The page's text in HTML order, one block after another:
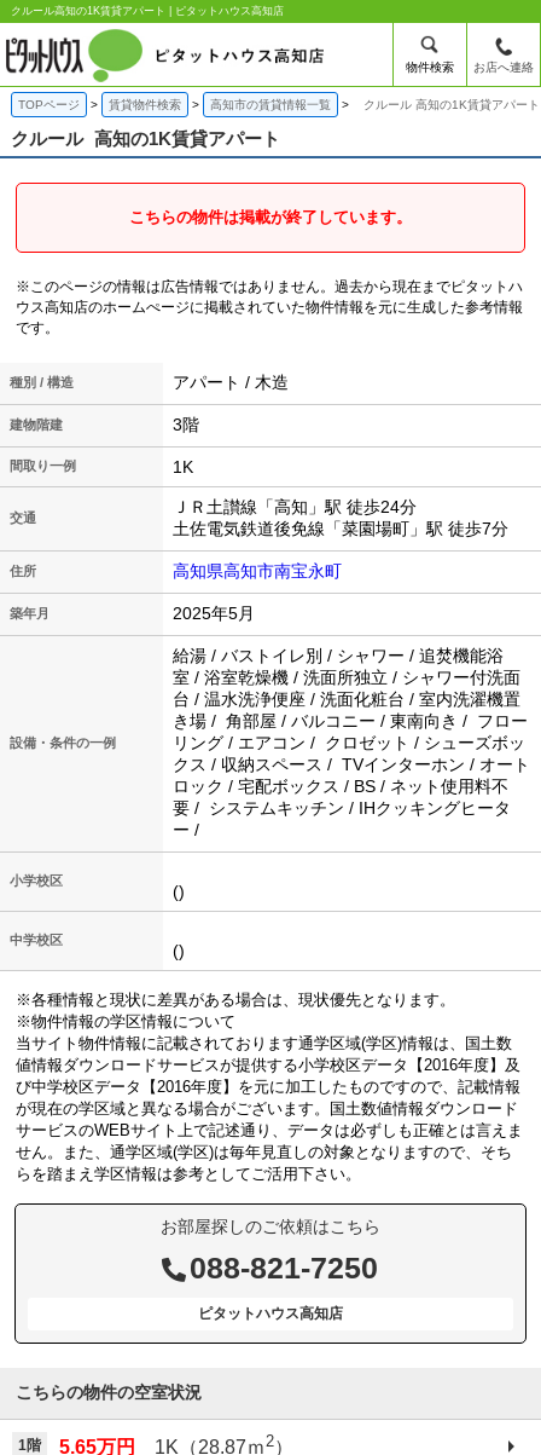
クルール高知の1K賃貸アパート | ピタットハウス高知店
物件検索 お店へ連絡
TOPページ 賃貸物件検索 高知市の賃貸情報一覧 クルール 高知の1K賃貸アパート
クルール 高知の1K賃貸アパート
こちらの物件は掲載が終了しています。
※このページの情報は広告情報ではありません。過去から現在までピタットハ
ウス高知店のホームぺージに掲載されていた物件情報を元に生成した参考情報
です。
種別 / 構造 アパート / 木造
建物階建 3階
間取り一例 1K
交通
ＪＲ土讃線「高知」駅 徒歩24分
土佐電気鉄道後免線「菜園場町」駅 徒歩7分
住所 高知県高知市南宝永町
築年月 2025年5月
設備・条件の一例
給湯 / バストイレ別 / シャワー / 追焚機能浴
室 / 浴室乾燥機 / 洗面所独立 / シャワー付洗面
台 / 温水洗浄便座 / 洗面化粧台 / 室内洗濯機置
き場 / 角部屋 / バルコニー / 東南向き / フロー
リング / エアコン / クロゼット / シューズボッ
クス / 収納スペース / TVインターホン / オート
ロック / 宅配ボックス / BS / ネット使用料不
要 / システムキッチン / IHクッキングヒータ
ー /
小学校区
()
中学校区
()
※各種情報と現状に差異がある場合は、現状優先となります。
※物件情報の学区情報について
当サイト物件情報に記載されております通学区域(学区)情報は、国土数
値情報ダウンロードサービスが提供する小学校区データ【2016年度】及
び中学校区データ【2016年度】を元に加工したものですので、記載情報
が現在の学区域と異なる場合がございます。国土数値情報ダウンロード
サービスのWEBサイト上で記述通り、データは必ずしも正確とは言えま
せん。また、通学区域(学区)は毎年見直しの対象となりますので、そち
らを踏まえ学区情報は参考としてご活用下さい。
お部屋探しのご依頼はこちら
088-821-7250
ピタットハウス高知店
こちらの物件の空室状況
1階 5.65万円 1K（28.87ｍ2）